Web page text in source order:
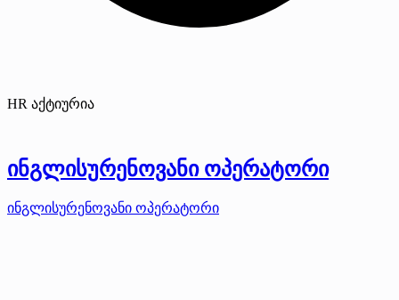
HR აქტიურია
ინგლისურენოვანი ოპერატორი
ინგლისურენოვანი ოპერატორი